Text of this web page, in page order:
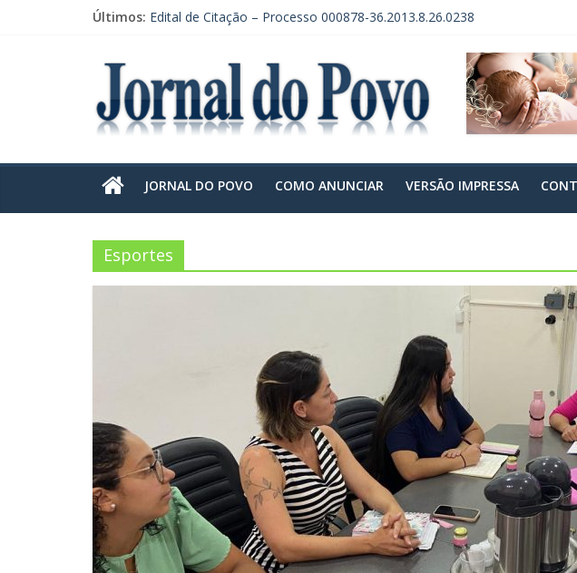
Últimos: Edital de Citação – Processo 000878-36.2013.8.26.0238
EDITAL DE CONVOCAÇÃO DE ASSEMBLEIA GERAL DE FUNDAÇÃO –
CONVOCAÇÃO EM RECLAMAÇÃO POR DEPENDÊNCIA DE ACORDO
EDITAL DE CITAÇÃO – PRAZO DE 30 DIAS. PROCESSO Nº 0004295-
JORNAL DO POVO COMO ANUNCIAR VERSÃO IMPRESSA
Esportes